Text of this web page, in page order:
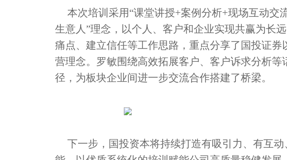
本次培训采用“课堂讲授+案例分析+现场互动交
生意人”理念，以个人、客户和企业实现共赢为长
痛点、建立信任等工作思路，重点分享了国投证
营理念。罗敏围绕高效拓展客户、客户诉求分析
径，为板块企业间进一步交流合作搭建了桥梁。
下一步，国投资本将持续打造有吸引力、有互